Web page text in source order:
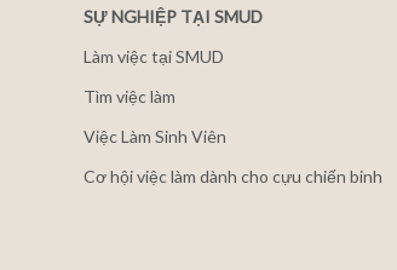
SỰ NGHIỆP TẠI SMUD
Làm việc tại SMUD
Tìm việc làm
Việc Làm Sinh Viên
Cơ hội việc làm dành cho cựu chiến binh